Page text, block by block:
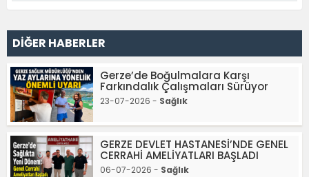
DİĞER HABERLER
Gerze’de Boğulmalara Karşı
Farkındalık Çalışmaları Sürüyor
23-07-2026 - Sağlık
GERZE DEVLET HASTANESİ’NDE GENEL
CERRAHİ AMELİYATLARI BAŞLADI
06-07-2026 - Sağlık